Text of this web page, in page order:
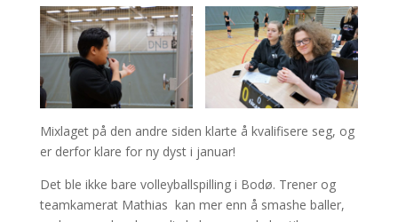
Mixlaget på den andre siden klarte å kvalifisere seg, og
er derfor klare for ny dyst i januar!
Det ble ikke bare volleyballspilling i Bodø. Trener og
teamkamerat Mathias kan mer enn å smashe baller,